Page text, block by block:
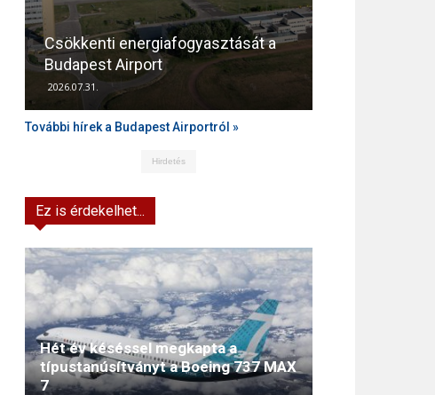
Csökkenti energiafogyasztását a
Budapest Airport
2026.07.31.
További hírek a Budapest Airportról »
Hirdetés
Ez is érdekelhet...
Hét év késéssel megkapta a
típustanúsítványt a Boeing 737 MAX
7